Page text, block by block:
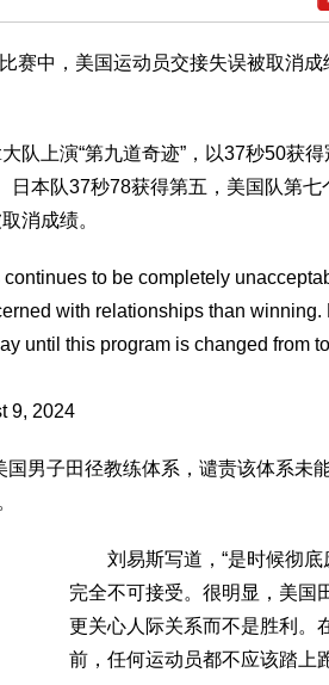
中，美国运动员交接失误被取消成
上演“第九道奇迹”，以37秒50获得
日本队37秒78获得第五，美国队第七
消成绩。
to be completely
with relationships than winning.
until this program is changed from
9, 2024
男子田径教练体系，谴责该体系未
刘易斯写道，“是时候彻底
完全不可接受。很明显，美国
更关心人际关系而不是胜利。
前，任何运动员都不应该踏上